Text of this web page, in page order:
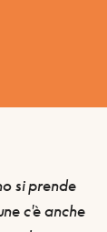
si prende
c'è anche